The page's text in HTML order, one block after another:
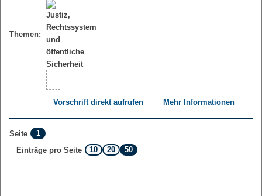
Themen:
Vorschrift direkt aufrufen Mehr Informationen
Seite
1
Einträge pro Seite
10 20 50